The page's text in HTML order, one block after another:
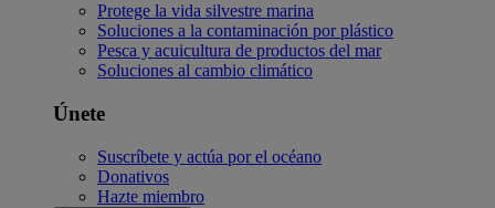
Protege la vida silvestre marina
Soluciones a la contaminación por plástico
Pesca y acuicultura de productos del mar
Soluciones al cambio climático
Únete
Suscríbete y actúa por el océano
Donativos
Hazte miembro